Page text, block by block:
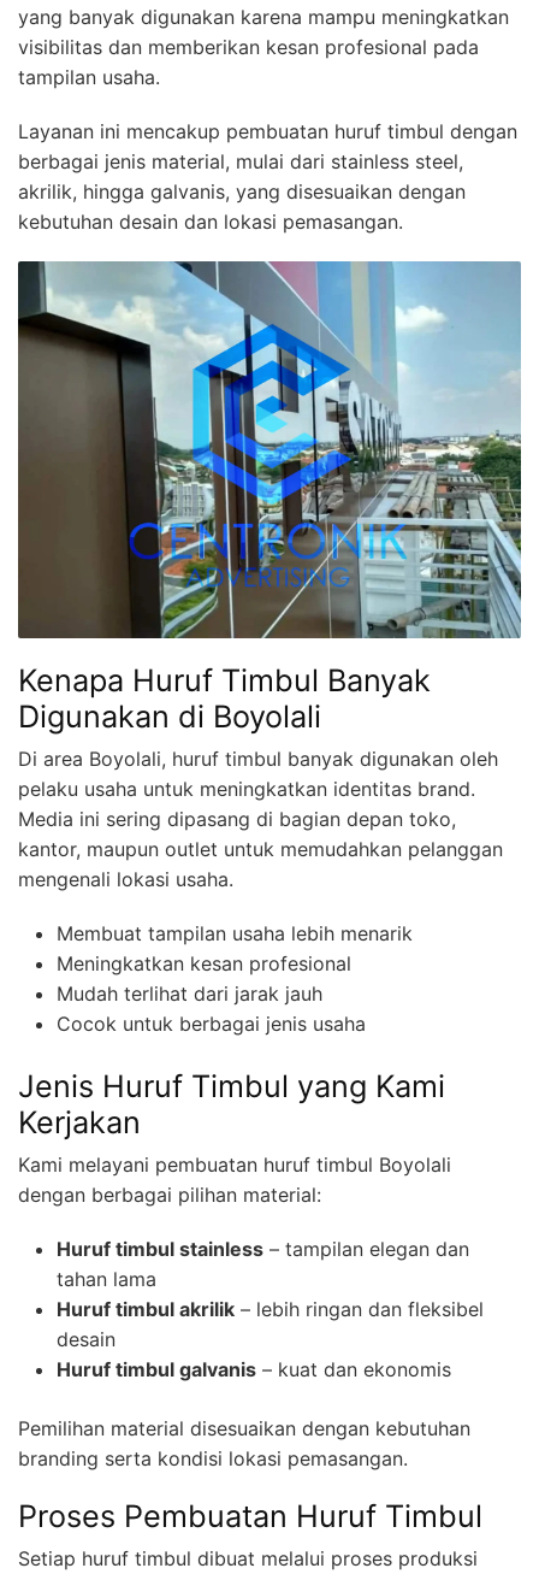
yang banyak digunakan karena mampu meningkatkan
visibilitas dan memberikan kesan profesional pada
tampilan usaha.
Layanan ini mencakup pembuatan huruf timbul dengan
berbagai jenis material, mulai dari stainless steel,
akrilik, hingga galvanis, yang disesuaikan dengan
kebutuhan desain dan lokasi pemasangan.
Kenapa Huruf Timbul Banyak
Digunakan di Boyolali
Di area Boyolali, huruf timbul banyak digunakan oleh
pelaku usaha untuk meningkatkan identitas brand.
Media ini sering dipasang di bagian depan toko,
kantor, maupun outlet untuk memudahkan pelanggan
mengenali lokasi usaha.
Membuat tampilan usaha lebih menarik
Meningkatkan kesan profesional
Mudah terlihat dari jarak jauh
Cocok untuk berbagai jenis usaha
Jenis Huruf Timbul yang Kami
Kerjakan
Kami melayani pembuatan huruf timbul Boyolali
dengan berbagai pilihan material:
Huruf timbul stainless – tampilan elegan dan
tahan lama
Huruf timbul akrilik – lebih ringan dan fleksibel
desain
Huruf timbul galvanis – kuat dan ekonomis
Pemilihan material disesuaikan dengan kebutuhan
branding serta kondisi lokasi pemasangan.
Proses Pembuatan Huruf Timbul
Setiap huruf timbul dibuat melalui proses produksi